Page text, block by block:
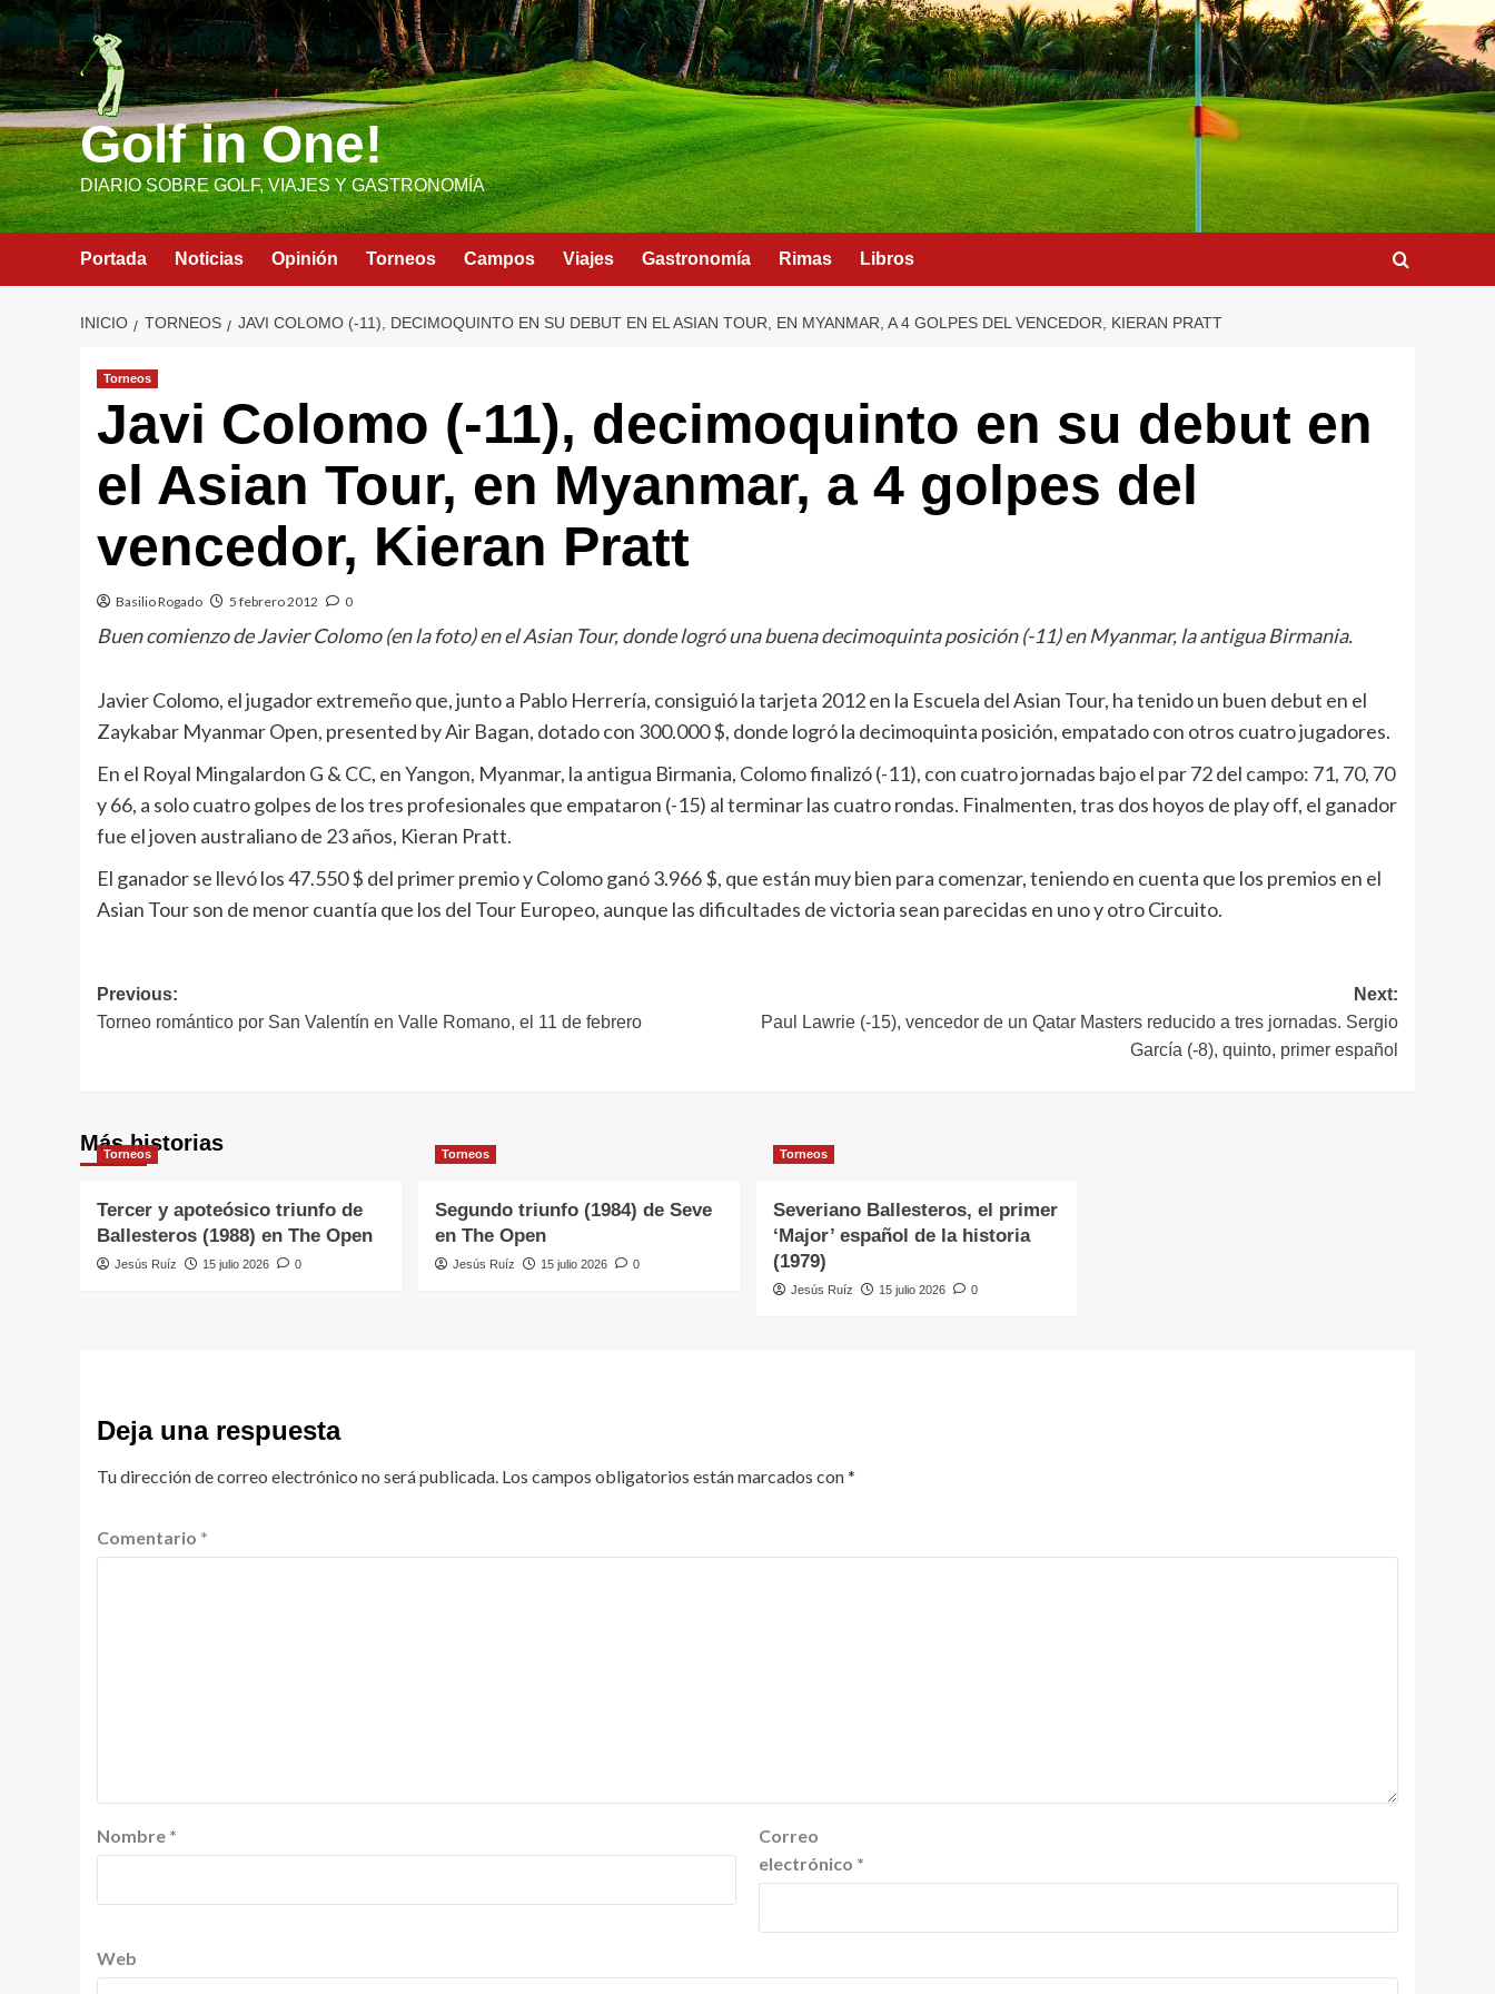
Saltar
al
contenido
Golf in One!
DIARIO SOBRE GOLF, VIAJES Y GASTRONOMÍA
Portada Noticias Opinión Torneos Campos Viajes Gastronomía Rimas Libros
INICIO TORNEOS JAVI COLOMO (-11), DECIMOQUINTO EN SU DEBUT EN EL ASIAN TOUR, EN MYANMAR, A 4 GOLPES DEL VENCEDOR, KIERAN PRATT
Torneos
Javi Colomo (-11), decimoquinto en su debut en
el Asian Tour, en Myanmar, a 4 golpes del
vencedor, Kieran Pratt
Basilio Rogado 5 febrero 2012 0
Buen comienzo de Javier Colomo (en la foto) en el Asian Tour, donde logró una buena decimoquinta posición (-11) en Myanmar, la antigua Birmania.
Javier Colomo, el jugador extremeño que, junto a Pablo Herrería, consiguió la tarjeta 2012 en la Escuela del Asian Tour, ha tenido un buen debut en el
Zaykabar Myanmar Open, presented by Air Bagan, dotado con 300.000 $, donde logró la decimoquinta posición, empatado con otros cuatro jugadores.
En el Royal Mingalardon G & CC, en Yangon, Myanmar, la antigua Birmania, Colomo finalizó (-11), con cuatro jornadas bajo el par 72 del campo: 71, 70, 70
y 66, a solo cuatro golpes de los tres profesionales que empataron (-15) al terminar las cuatro rondas. Finalmenten, tras dos hoyos de play off, el ganador
fue el joven australiano de 23 años, Kieran Pratt.
El ganador se llevó los 47.550 $ del primer premio y Colomo ganó 3.966 $, que están muy bien para comenzar, teniendo en cuenta que los premios en el
Asian Tour son de menor cuantía que los del Tour Europeo, aunque las dificultades de victoria sean parecidas en uno y otro Circuito.
Navegación
de
Previous:
Torneo romántico por San Valentín en Valle Romano, el 11 de febrero
Next:
Paul Lawrie (-15), vencedor de un Qatar Masters reducido a tres jornadas. Sergio
García (-8), quinto, primer español
Más historias
Torneos
Tercer y apoteósico triunfo de
Ballesteros (1988) en The Open
Jesús Ruíz 15 julio 2026 0
Torneos
Segundo triunfo (1984) de Seve
en The Open
Jesús Ruíz 15 julio 2026 0
Torneos
Severiano Ballesteros, el primer
‘Major’ español de la historia
(1979)
Jesús Ruíz 15 julio 2026 0
Deja una respuesta
Tu dirección de correo electrónico no será publicada. Los campos obligatorios están marcados con*
Comentario *
Nombre *
Correo
electrónico *
Web